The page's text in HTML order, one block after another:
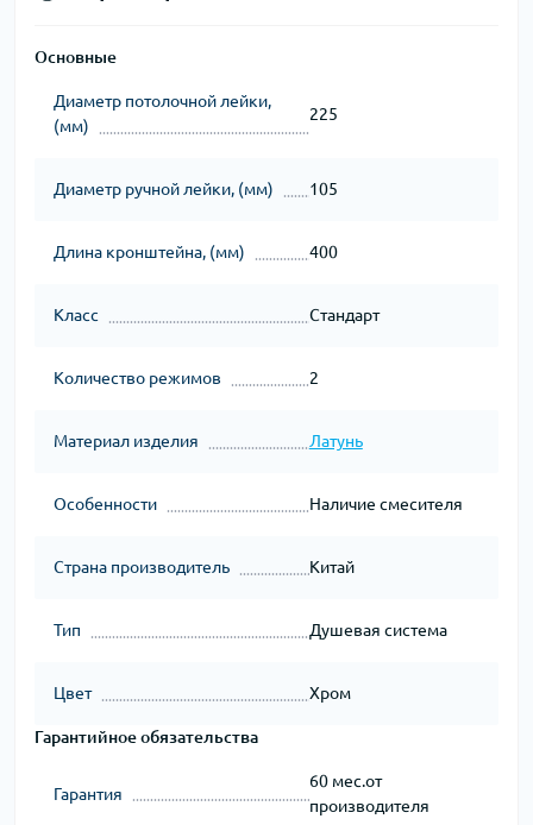
Основные
Диаметр потолочной лейки,
(мм)
225
Диаметр ручной лейки, (мм) 105
Длина кронштейна, (мм) 400
Класс Стандарт
Количество режимов 2
Материал изделия Латунь
Особенности Наличие смесителя
Страна производитель Китай
Тип Душевая система
Цвет Хром
Гарантийное обязательства
Гарантия
60 мес.от
производителя